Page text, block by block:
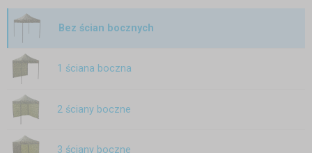
Bez ścian bocznych
1 ściana boczna
2 ściany boczne
3 ściany boczne